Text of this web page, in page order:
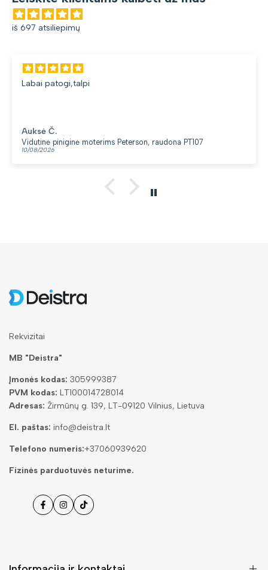
iš 697 atsiliepimų
Labai patogi,talpi
Auksė Č.
Vidutinė piniginė moterims Peterson, raudona PT107
10/08/2026
Rekvizitai
MB "Deistra"
Įmonės kodas: 305999387
PVM kodas: LT100014728014
Adresas: Žirmūnų g. 139, LT-09120 Vilnius, Lietuva
El. paštas: info@deistra.lt
Telefono numeris:+37060939620
Fizinės parduotuvės neturime.
FacebookInstagramas
Tiktok